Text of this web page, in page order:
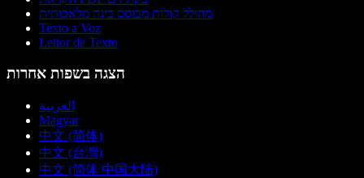
מחולל קולות מבוסס בינה מלאכותית
Texto a Voz
Leitor de Texto
הצגה בשפות אחרות
العربية
Magyar
中文 (简体)
中文 (台灣)
中文 (简体 中国大陆)